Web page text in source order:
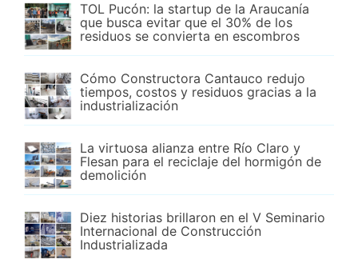
TOL Pucón: la startup de la Araucanía
que busca evitar que el 30% de los
residuos se convierta en escombros
Cómo Constructora Cantauco redujo
tiempos, costos y residuos gracias a la
industrialización
La virtuosa alianza entre Río Claro y
Flesan para el reciclaje del hormigón de
demolición
Diez historias brillaron en el V Seminario
Internacional de Construcción
Industrializada